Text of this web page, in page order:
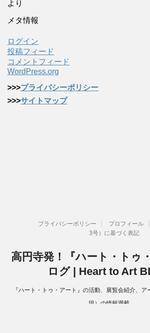
より
メタ情報
ログイン
投稿フィード
コメントフィード
WordPress.org
>>>プライバシーポリシー
>>>サイトマップ
プライバシーポリシー プロフィール
3号）に基づく表記
高円寺発！『ハート・トゥ
ログ | Heart to Art
『ハート・トゥ・アート』の活動、展覧会紹介、
現）の情報満載